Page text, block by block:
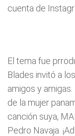
cuenta de
El tema fue
Blades invitó a
amigos y
de la mujer
canción suya,
Pedro Navaja.